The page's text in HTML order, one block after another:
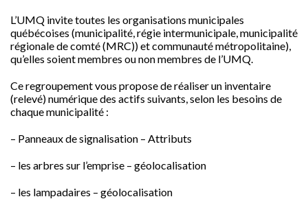
L’UMQ invite toutes les organisations municipales
québécoises (municipalité, régie intermunicipale, municipalité
régionale de comté (MRC)) et communauté métropolitaine),
qu’elles soient membres ou non membres de l’UMQ.
Ce regroupement vous propose de réaliser un inventaire
(relevé) numérique des actifs suivants, selon les besoins de
chaque municipalité :
– Panneaux de signalisation – Attributs
– les arbres sur l’emprise – géolocalisation
– les lampadaires – géolocalisation